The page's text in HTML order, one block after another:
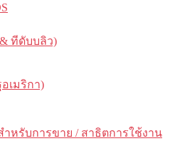
& ทีดับบลิว)
เมริกา)
ำหรับการขาย / สาธิตการใช้งาน